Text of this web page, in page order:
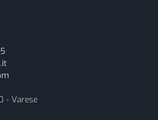
- Varese